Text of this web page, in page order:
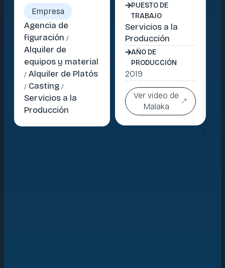
Empresa
Agencia de
figuración /
Alquiler de
equipos y material
/ Alquiler de Platós
/ Casting /
Servicios a la
Producción
PUESTO DE
TRABAJO
Servicios a la
Producción
AÑO DE
PRODUCCIÓN
2019
Ver video de
Malaka